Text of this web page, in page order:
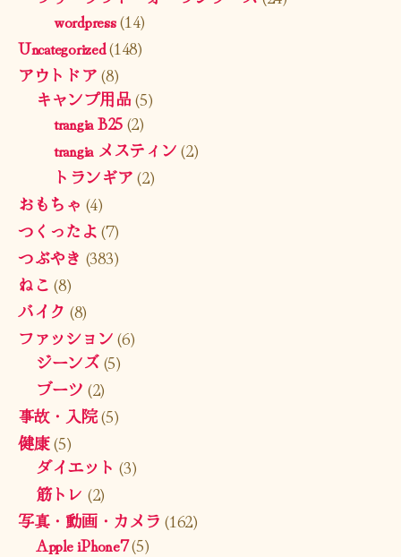
wordpress(14)
Uncategorized(148)
アウトドア(8)
キャンプ用品(5)
trangia B25(2)
trangia メスティン(2)
トランギア(2)
おもちゃ (4)
つくったよ(7)
つぶやき (383)
ねこ (8)
バイク (8)
ファッション(6)
ジーンズ(5)
ブーツ (2)
事故・入院(5)
健康(5)
ダイエット (3)
筋トレ (2)
写真・動画・カメラ (162)
Apple iPhone7(5)